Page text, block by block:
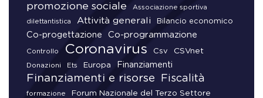
promozione sociale
Associazione sportiva
dilettantistica Attività generali Bilancio economico
Co-progettazione Co-programmazione
Controllo Coronavirus Csv CSVnet
Donazioni Ets Europa Finanziamenti
Finanziamenti e risorse Fiscalità
formazione Forum Nazionale del Terzo Settore